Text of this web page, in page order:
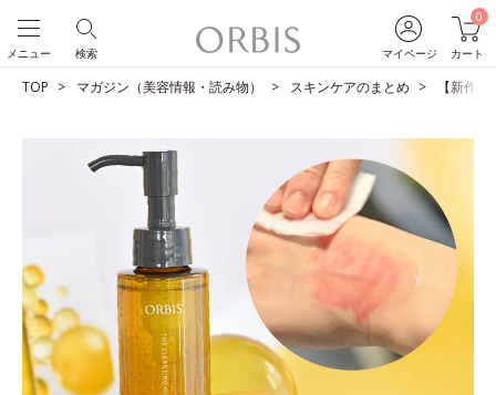
マイページ
0
カート
検索
メニュー
TOP マガジン（美容情報・読み物） スキンケアのまとめ 【新作